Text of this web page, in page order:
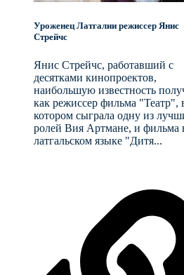
Уроженец Латгалии режиссер Янис
Стрейчc
Янис Стрейчс, работавший с
десятками кинопроектов,
наибольшую известность
как режиссер фильма "Театр",
котором сыграла одну из
ролей Вия Артмане, и фильма
латгальском языке "Дитя...